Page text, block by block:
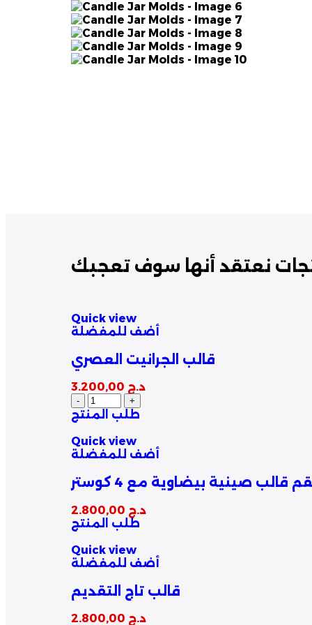
نعتقد أنها سوف تعجبك
Quick view
أضف للمفضلة
قالب الجرانيت العصري
د.ج
طلب المنتج
Quick view
أضف للمفضلة
قالب صينية بيضاوية مع 4 كوستر
د.ج
طلب المنتج
Quick view
أضف للمفضلة
قالب تاج التقديم
د.ج